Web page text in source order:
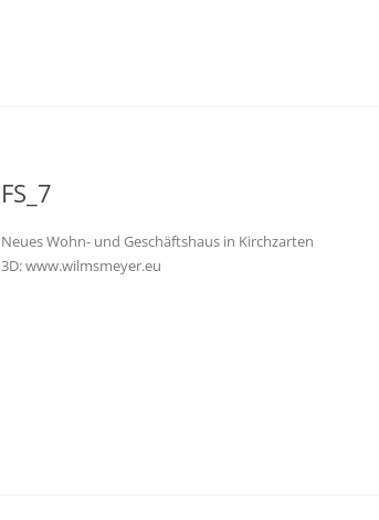
FS_7
Neues Wohn- und Geschäftshaus in Kirchzarten
3D: www.wilmsmeyer.eu